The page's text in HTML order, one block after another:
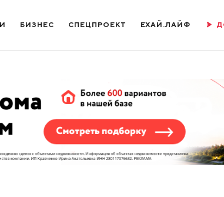
БИЗНЕС СПЕЦПРОЕКТ ЕХАЙ.ЛАЙФ